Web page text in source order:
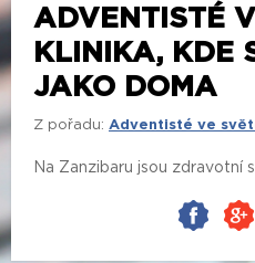
ADVENTISTÉ
KLINIKA, KDE
JAKO DOMA
Z pořadu: Adventisté ve
Na Zanzibaru jsou zdravotní